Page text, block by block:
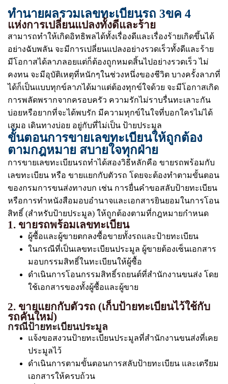
ทำนายผลรวมเลขทะเบียนรถ 3ขค 4
แห่งการเปลี่ยนแปลงทั้งดีและร้าย
สามารถทำให้เกิดอิทธิพลได้ทั้งเรื่องดีและเรื่องร้ายเกิดขึ้นได้
อย่างฉับพลัน จะมีการเปลี่ยนแปลงอย่างรวดเร็วทั้งดีและร้าย
มีโอกาสได้ลาภลอยแต่ก็ต้องถูกหมดสิ้นไปอย่างรวดเร็ว ไม่
คงทน จะมีอุบัติเหตุที่หนักๆในช่วงหนึ่งของชีวิต บางครั้งลาภที่
ได้ก็เป็นแบบทุกข์ลาภได้มาแต่ต้องทุกข์ใจด้วย จะมีโอกาสเกิด
การพลัดพรากจากครอบครัว ความรักไม่ราบรื่นทะเลาะกัน
บ่อยหรือยากที่จะได้พบรัก มีความทุกข์ในใจที่บอกใครไม่ได้
เสมอ เดินทางบ่อย อยู่กับที่ไม่เป็น ป้ายประมูล
ขั้นตอนการขายเลขทะเบียนให้ถูกต้อง
ตามกฎหมาย สบายใจทุกฝ่าย
การขายเลขทะเบียนรถทำได้สองวิธีหลักคือ ขายรถพร้อมกับ
เลขทะเบียน หรือ ขายแยกกับตัวรถ โดยจะต้องทำตามขั้นตอน
ของกรมการขนส่งทางบก เช่น การยื่นคำขอสลับป้ายทะเบียน
หรือการทำหนังสือมอบอำนาจและเอกสารยินยอมในการโอน
สิทธิ์ (สำหรับป้ายประมูล) ให้ถูกต้องตามที่กฎหมายกำหนด
1. ขายรถพร้อมเลขทะเบียน
ผู้ซื้อและผู้ขายตกลงซื้อขายทั้งรถและป้ายทะเบียน
ในกรณีที่เป็นเลขทะเบียนประมูล ผู้ขายต้องเซ็นเอกสาร
มอบกรรมสิทธิ์ในทะเบียนให้ผู้ซื้อ
ดำเนินการโอนกรรมสิทธิ์รถยนต์ที่สำนักงานขนส่ง โดย
ใช้เอกสารของทั้งผู้ซื้อและผู้ขาย
2. ขายแยกกับตัวรถ (เก็บป้ายทะเบียนไว้ใช้กับ
รถคันใหม่)
กรณีป้ายทะเบียนประมูล
แจ้งขอสงวนป้ายทะเบียนประมูลที่สำนักงานขนส่งที่เคย
ประมูลไว้
ดำเนินการตามขั้นตอนการสลับป้ายทะเบียน และเตรียม
เอกสารให้ครบถ้วน